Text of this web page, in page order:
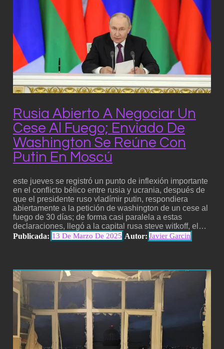
Rusia Abierto A Negociar Un
Cese Al Fuego; Enviado De
Washington Se Reúne Con
Putin En Moscú
este jueves se registró un punto de inflexión importante
en el conflicto bélico entre rusia y ucrania, después de
que el presidente ruso vladímir putin, respondiera
abiertamente a la petición de washington de un cese al
fuego de 30 días; de forma casi paralela a estas
declaraciones, llegó a la capital rusa steve witkoff, el…
Publicada: 13 De Marzo De 2025 Autor: Javier Garcin